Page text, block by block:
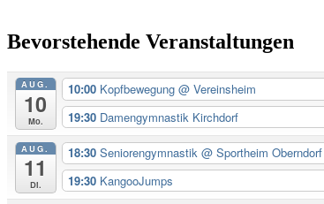
Bevorstehende Veranstaltungen
AUG.
10
Mo.
10:00 Kopfbewegung @ Vereinsheim
19:30 Damengymnastik Kirchdorf
AUG.
11
Di.
18:30 Seniorengymnastik @ Sportheim Oberndorf
19:30 KangooJumps